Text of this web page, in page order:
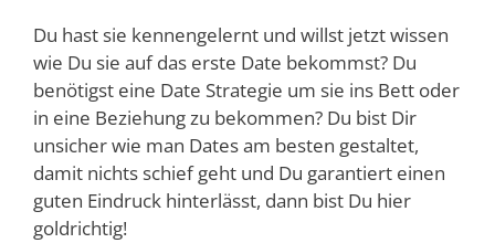
Du hast sie kennengelernt und willst jetzt wissen
wie Du sie auf das erste Date bekommst? Du
benötigst eine Date Strategie um sie ins Bett oder
in eine Beziehung zu bekommen? Du bist Dir
unsicher wie man Dates am besten gestaltet,
damit nichts schief geht und Du garantiert einen
guten Eindruck hinterlässt, dann bist Du hier
goldrichtig!